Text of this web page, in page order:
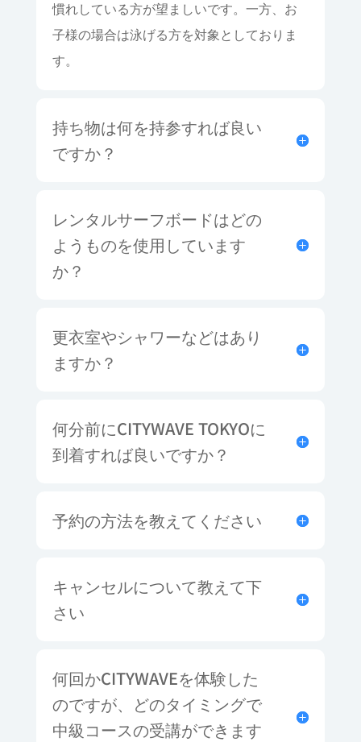
慣れしている方が望ましいです。一方、お
子様の場合は泳げる方を対象としておりま
す。
持ち物は何を持参すれば良い
ですか？
レンタルサーフボードはどの
ようものを使用しています
か？
更衣室やシャワーなどはあり
ますか？
何分前にCITYWAVE TOKYOに
到着すれば良いですか？
予約の方法を教えてください
キャンセルについて教えて下
さい
何回かCITYWAVEを体験した
のですが、どのタイミングで
中級コースの受講ができます